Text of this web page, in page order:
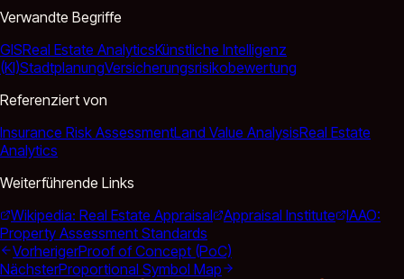
Verwandte Begriffe
GISReal Estate AnalyticsKünstliche Intelligenz
(KI)StadtplanungVersicherungsrisikobewertung
Referenziert von
Insurance Risk AssessmentLand Value AnalysisReal Estate
Analytics
Weiterführende Links
Wikipedia: Real Estate Appraisal
Appraisal Institute
IAAO:
Property Assessment Standards
VorherigerProof of Concept (PoC)
NächsterProportional Symbol Map